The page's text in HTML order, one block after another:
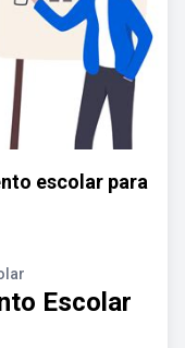
escolar para
Escolar